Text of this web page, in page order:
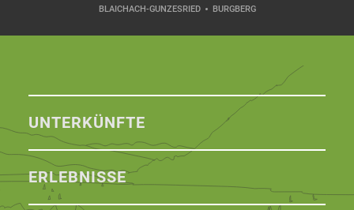
BLAICHACH-GUNZESRIED
BURGBERG
UNTERKÜNFTE
ERLEBNISSE